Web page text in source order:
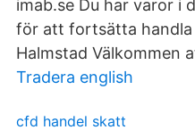
imab.se Du har varor i
för att fortsätta handla
Halmstad Välkommen
Tradera english
cfd handel skatt